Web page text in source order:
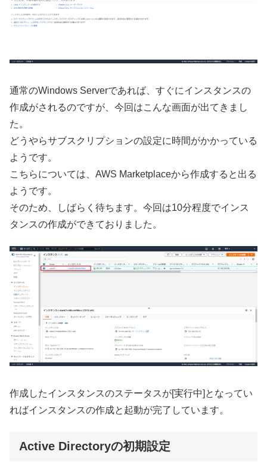
通常のWindows Serverであれば、すぐにインスタンスの
作成がされるのですが、今回はこんな画面が出てきまし
た。
どうやらサブスクリプションの設定に時間がかかっている
ようです。
こちらについては、AWS Marketplaceから作成すると出る
ようです。
そのため、しばらく待ちます。今回は10分程度でインス
タンスの作成ができておりました。
作成したインスタンスのステータスが[実行中]となってい
ればインスタンスの作成と起動が完了しています。
Active Directoryの初期設定